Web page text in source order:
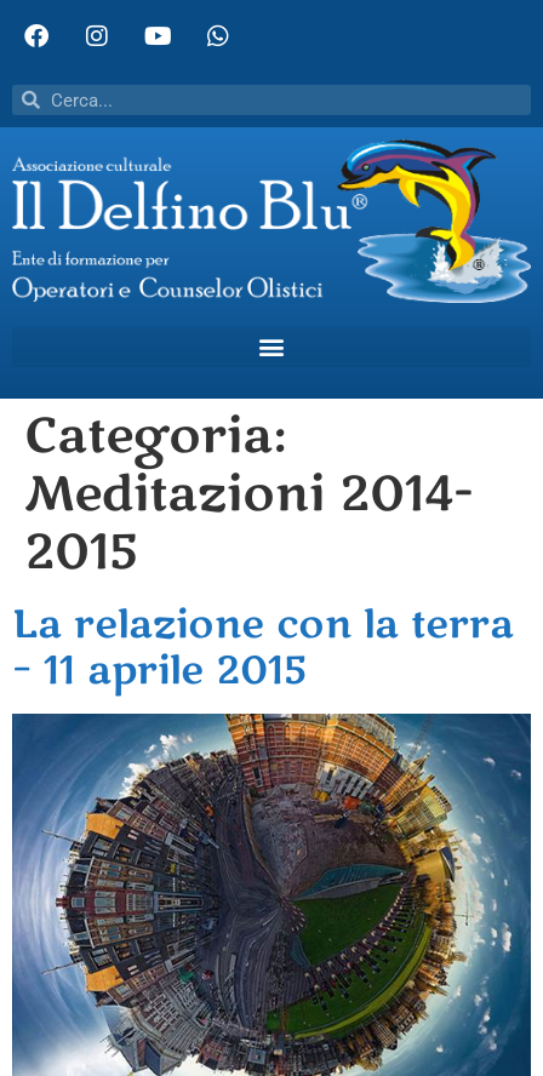
Categoria:
Meditazioni 2014-
2015
La relazione con la terra
– 11 aprile 2015